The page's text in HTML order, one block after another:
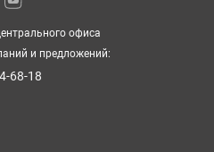
офиса
и предложений:
68-18